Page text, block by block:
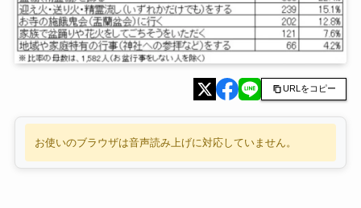
URLをコピー
お使いのブラウザは音声読み上げに対応していません。